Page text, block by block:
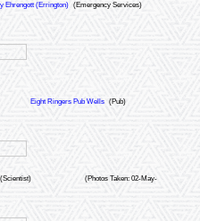
Ehrengott (Errington) (Emergency Services)
Eight Ringers Pub Wells (Pub)
(Scientist)
(Photos Taken: 02-May-